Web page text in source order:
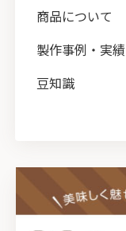
商品について
製作事例・実績
豆知識